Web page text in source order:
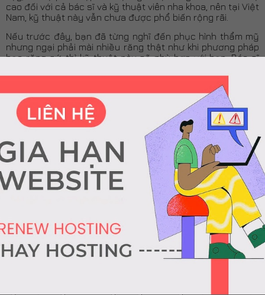
cao đối với cả bác sĩ và kỹ thuật viên nha khoa, nên tại Việt
Nam, kỹ thuật này vẫn chưa được phổ biến rộng rãi.
Nếu trước đây, bạn đã từng nghĩ đến phục hình thẩm mỹ
nhưng ngại phải mài nhiều răng thật như khi phương pháp
bọc răng sứ, thì kỹ thuật này sẽ phù hợp với bạn. Bác sĩ
để dán Veneer sứ vào mặt ngoài của răng, nhằm cải thiện
Như vậy, Veneer sứ yêu cầu mài răng khá ít (đối với hệ
thống CAD/CAM, Veneer sứ có thể làm với độ dày trung
bình là 0.6mm). Vì mài răng ít, nên Bác sĩ có thể bảo tồn
được tối đa răng thật và tủy răng (gần 100% trường hợp
làm Veneer không cần phải điều trị tủy). Mức độ ê buốt
của răng sau khi mài cũng ít hơn rất nhiều so với khi làm
mão răng sứ.
Do bảo tồn mặt trong của răng thật, nên khi làm Veneer
sứ, đặc biệt nếu chỉ làm hàm trên, cảm giác ăn nhai của
bạn gần như không thay đổi và khác biệt so với ban đầu.
Ngoài ra, do Veneer sứ khá mỏng, nên màu sắc từ răng
thật sẽ ánh ra được bên ngoài, tạo ra được màu sắc tự
nhiên và giống răng thật nhất.